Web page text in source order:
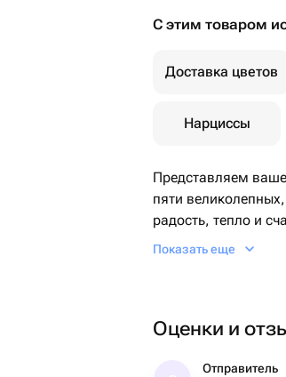
С этим товаром
Доставка цветов
Нарциссы
Представляем
пяти
радость, тепло и
аккуратно
Показать еще
Оценки и
Отправитель